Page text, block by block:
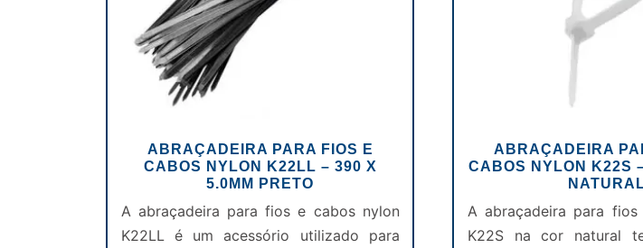
ABRAÇADEIRA PARA FIOS E
CABOS NYLON K22LL – 390 X
5.0MM PRETO
A abraçadeira para fios e cabos nylon
K22LL é um acessório utilizado para
ABRAÇADEIRA
CABOS NYLON K22S
A abraçadeira para
K22S na cor natural